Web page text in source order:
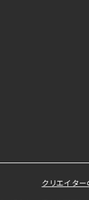
クリエイタ